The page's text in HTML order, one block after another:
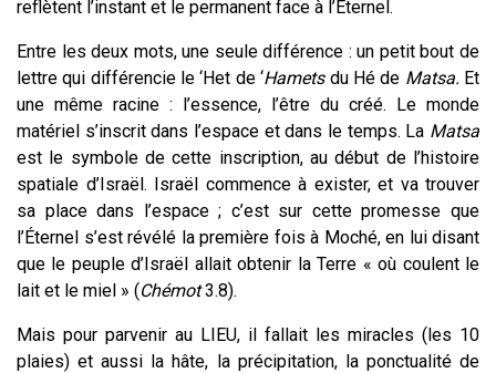
reflètent l’instant et le permanent face à l’Éternel.
Entre les deux mots, une seule différence : un petit bout de
lettre qui différencie le ‘Het de ‘Hametsdu Hé de Matsa. Et
une même racine : l’essence, l’être du créé. Le monde
matériel s’inscrit dans l’espace et dans le temps. La Matsa
est le symbole de cette inscription, au début de l’histoire
spatiale d’Israël. Israël commence à exister, et va trouver
sa place dans l’espace ; c’est sur cette promesse que
l’Éternel s’est révélé la première fois à Moché, en lui disant
que le peuple d’Israël allait obtenir la Terre « où coulent le
lait et le miel » (Chémot3.8).
Mais pour parvenir au LIEU, il fallait les miracles (les 10
plaies) et aussi la hâte, la précipitation, la ponctualité de